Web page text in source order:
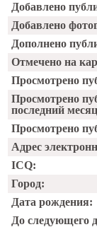
Добавлено
Добавлено
Дополнено
Отмечено на
Просмотрено
Просмотрено
последний
Просмотрено
Адрес
ICQ:
Город:
Дата рождения:
До следующего